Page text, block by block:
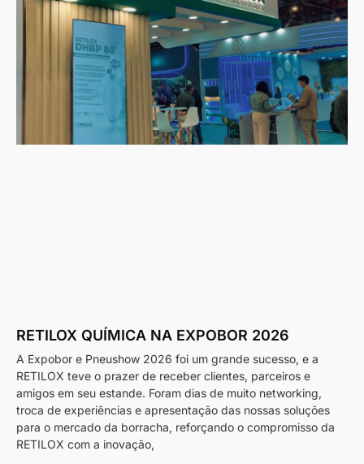
RETILOX QUÍMICA NA EXPOBOR 2026
A Expobor e Pneushow 2026 foi um grande sucesso, e a
RETILOX teve o prazer de receber clientes, parceiros e
amigos em seu estande. Foram dias de muito networking,
troca de experiências e apresentação das nossas soluções
para o mercado da borracha, reforçando o compromisso da
RETILOX com a inovação,